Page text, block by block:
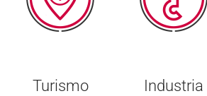
Turismo Industria